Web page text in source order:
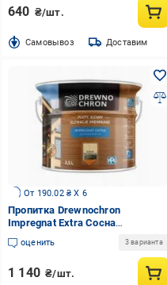
640 ₴/шт.
Cамовывоз Доставим
От 190.02 ₴ X 6
Пропитка Drewnochron
Impregnat Extra Сосна
натуральна полумат 2,5 л 2,69 кг
оценить 3 варианта
1 140 ₴/шт.